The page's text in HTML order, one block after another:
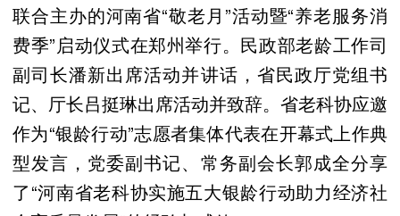
联合主办的河南省“敬老月”活动暨“养老服务消
费季”启动仪式在郑州举行。民政部老龄工作司
副司长潘新出席活动并讲话，省民政厅党组书
记、厅长吕挺琳出席活动并致辞。省老科协应邀
作为“银龄行动”志愿者集体代表在开幕式上作典
型发言，党委副书记、常务副会长郭成全分享
了“河南省老科协实施五大银龄行动助力经济社